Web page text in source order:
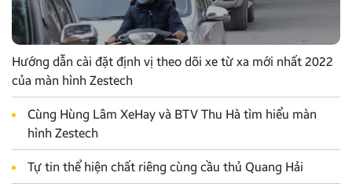
Hướng dẫn cài đặt định vị theo dõi xe từ xa mới nhất 2022
của màn hình Zestech
Cùng Hùng Lâm XeHay và BTV Thu Hà tìm hiểu màn
hình Zestech
Tự tin thể hiện chất riêng cùng cầu thủ Quang Hải